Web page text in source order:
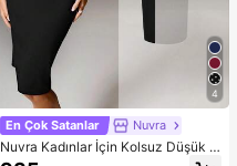
4
En Çok Satanlar Nuvra
Nuvra Kadınlar İçin Kolsuz Düşük K
esimli Çift Katmanlı Karın Toparlayı